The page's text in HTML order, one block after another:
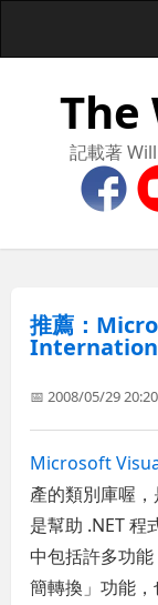
The
記載著
推薦：
📅 2008/05/29 20:20
Microsoft
產的類別庫喔
是幫助 .NET 程
中包括許多功
簡轉換」功能，